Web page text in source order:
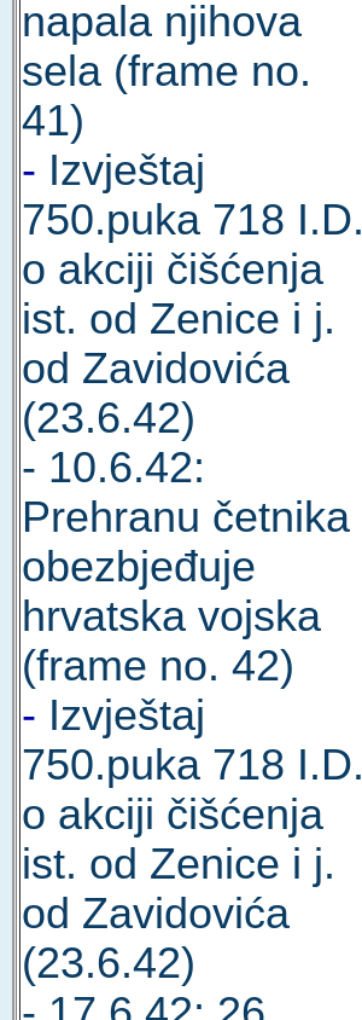
napala njihova
sela (frame no.
41)
- Izvještaj
750.puka 718 I.D.
o akciji čišćenja
ist. od Zenice i j.
od Zavidovića
(23.6.42)
- 10.6.42:
Prehranu četnika
obezbjeđuje
hrvatska vojska
(frame no. 42)
- Izvještaj
750.puka 718 I.D.
o akciji čišćenja
ist. od Zenice i j.
od Zavidovića
(23.6.42)